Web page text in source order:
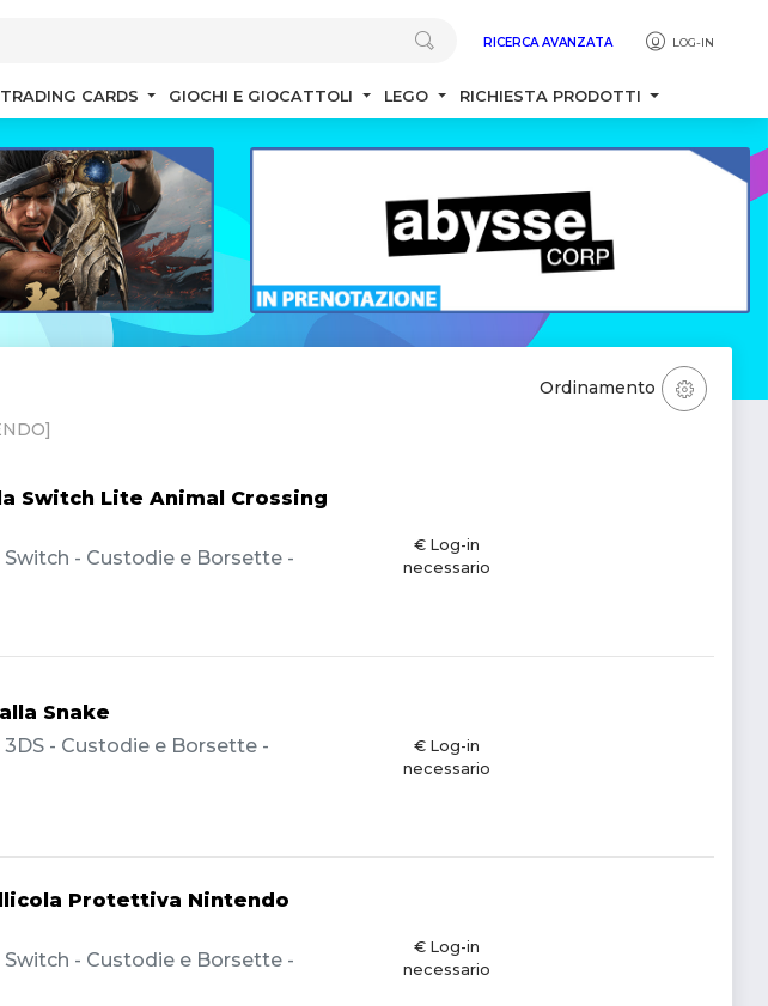
RICERCA AVANZATA LOG-IN
TRADING CARDS GIOCHI E GIOCATTOLI LEGO RICHIESTA PRODOTTI
Ordinamento
Switch Lite Animal Crossing
- Custodie e Borsette -
€ Log-in
necessario
Snake
- Custodie e Borsette -
€ Log-in
necessario
Protettiva Nintendo
- Custodie e Borsette -
€ Log-in
necessario